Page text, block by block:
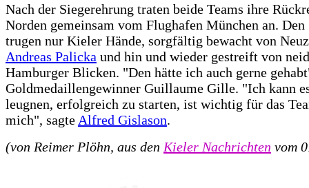
Nach der Siegerehrung traten beide Teams ihre
Norden gemeinsam vom Flughafen München an.
trugen nur Kieler Hände, sorgfältig bewacht von
Andreas Palicka und hin und wieder gestreift von
Hamburger Blicken. "Den hätte ich auch gerne
Goldmedaillengewinner Guillaume Gille. "Ich kann
leugnen, erfolgreich zu starten, ist wichtig für das
mich", sagte Alfred Gislason.
(von Reimer Plöhn, aus den Kieler Nachrichten vom